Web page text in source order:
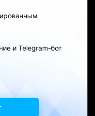
и Telegram-бот